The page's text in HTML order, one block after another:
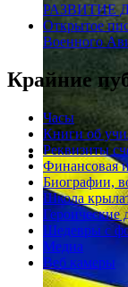
РАЗВИТИЕ
Открытое
Военного
Крайние
Часы
Книги об
Реквизиты
Финансовая
Биографии,
Школа
Героические
Шедевры с
Медиа
Веб камеры